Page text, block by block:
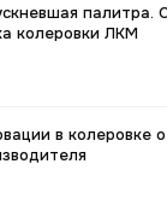
палитра.
колеровки ЛКМ
в колеровке